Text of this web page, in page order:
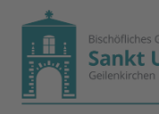
Zum Inhalt springen